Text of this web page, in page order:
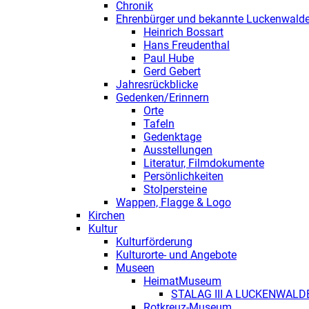
Chronik
Ehrenbürger und bekannte
Heinrich Bossart
Hans Freudenthal
Paul Hube
Gerd Gebert
Jahresrückblicke
Gedenken/Erinnern
Orte
Tafeln
Gedenktage
Ausstellungen
Literatur, Filmdokumente
Persönlichkeiten
Stolpersteine
Wappen, Flagge & Logo
Kirchen
Kultur
Kulturförderung
Kulturorte- und Angebote
Museen
HeimatMuseum
STALAG III A